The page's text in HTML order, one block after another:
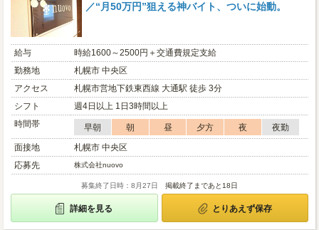
／“月50万円”狙える神バイト、ついに始動。
給与
時給1600～2500円＋交通費規定支給
勤務地
札幌市 中央区
アクセス
札幌市営地下鉄東西線 大通駅 徒歩 3分
シフト
週4日以上 1日3時間以上
時間帯
早朝 朝 昼 夕方 夜
夜勤
面接地
札幌市 中央区
応募先
株式会社nuovo
募集終了日時：8月27日 掲載終了まであと18日
詳細を見る とりあえず保存